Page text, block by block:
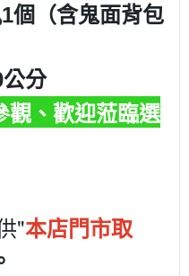
個（含鬼面背包
分
觀、歡迎蒞臨選
"本店門市取